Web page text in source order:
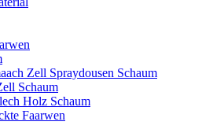
Zell Spraydousen Schaum
Schaum
Holz Schaum
Faarwen